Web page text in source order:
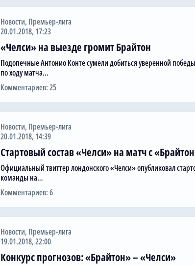
Новости, Премьер-лига
20.01.2018, 17:23
«Челси» на выезде громит Брайтон
Подопечные Антонио Конте сумели добиться уверенной
по ходу матча…
Комментариев: 25
Новости, Премьер-лига
20.01.2018, 14:39
Стартовый состав «Челси» на матч с
Официальный твиттер лондонского «Челси» опубликовал
команды на…
Комментариев: 6
Новости, Премьер-лига
19.01.2018, 22:00
Конкурс прогнозов: «Брайтон» – «Челси»